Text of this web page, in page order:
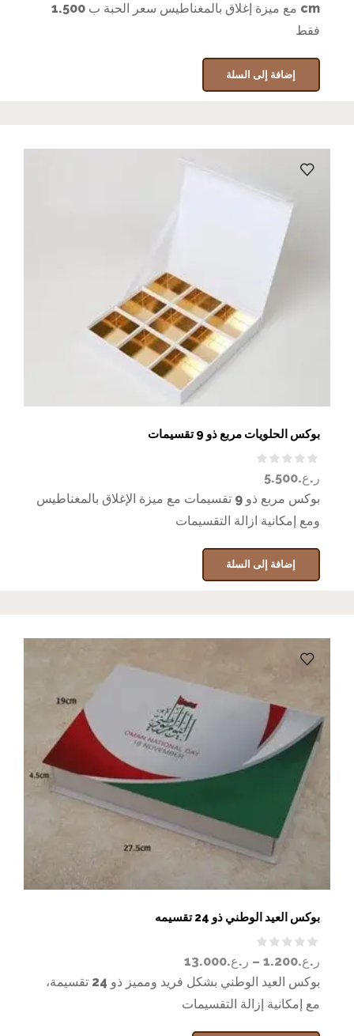
cm مع ميزة إغلاق بالمغناطيس سعر الحبة ب 1.500
فقط
إضافة إلى السلة
بوكس الحلويات مربع ذو 9 تقسيمات
ر.ع.5.500
بوكس مربع ذو 9 تقسيمات مع ميزة الإغلاق بالمغناطيس
ومع إمكانية ازالة التقسيمات
إضافة إلى السلة
بوكس العيد الوطني ذو 24 تقسيمه
ر.ع.1.200
– ر.ع.13.000
بوكس العيد الوطني بشكل فريد ومميز ذو 24 تقسيمة،
مع إمكانية إزالة التقسيمات